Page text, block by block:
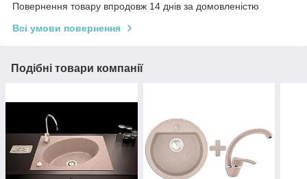
Повернення товару впродовж 14 днів за домовленістю
Всі умови повернення
Подібні товари компанії